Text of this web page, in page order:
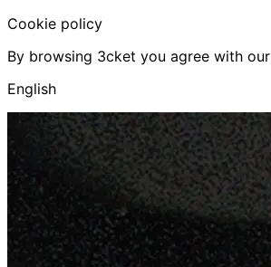
Cookie policy
By browsing 3cket you agree with our
English